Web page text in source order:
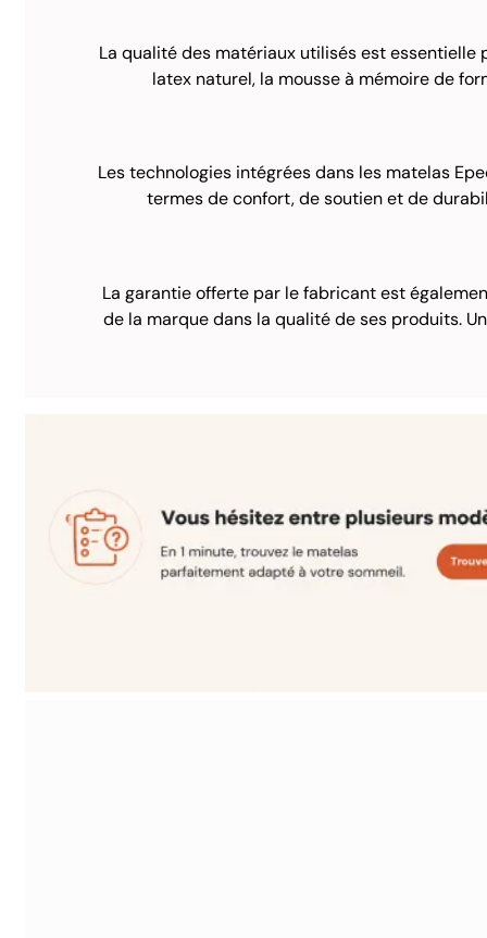
La qualité des matériaux utilisés est
latex naturel, la mousse à mémoire de
Les technologies intégrées dans les matelas
termes de confort, de soutien et de
La garantie offerte par le fabricant est
de la marque dans la qualité de ses produits.